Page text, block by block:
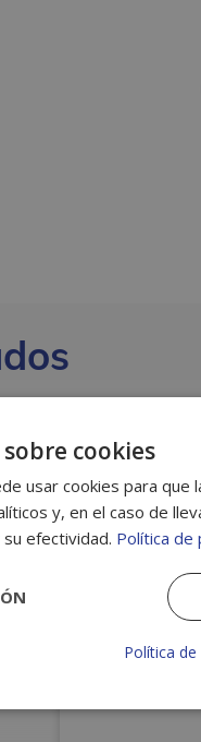
cookies
usar cookies para que
y, en el caso de
su efectividad. Política de
Política